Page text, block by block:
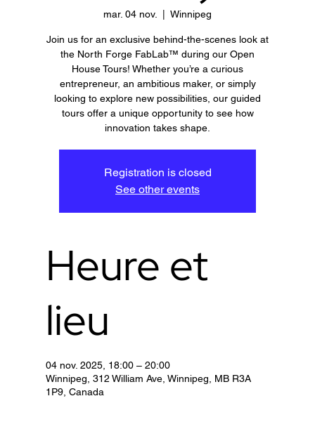
mar. 04 nov. Winnipeg
Join us for an exclusive behind-the-scenes look at
the North Forge FabLab™ during our Open
House Tours! Whether you’re a curious
entrepreneur, an ambitious maker, or simply
looking to explore new possibilities, our guided
tours offer a unique opportunity to see how
innovation takes shape.
Registration is closed
See other events
Heure et
lieu
04 nov. 2025, 18:00 – 20:00
Winnipeg, 312 William Ave, Winnipeg, MB R3A
1P9, Canada